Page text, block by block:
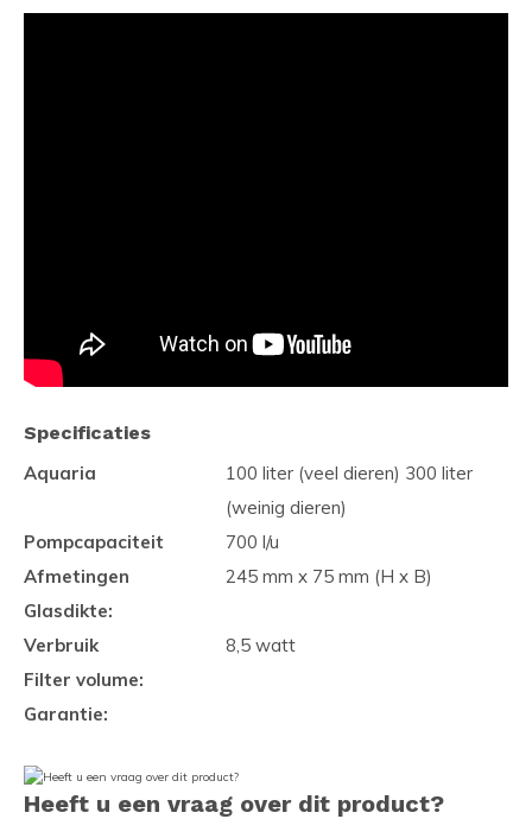
Specificaties
Aquaria
100 liter (veel dieren) 300 liter
(weinig dieren)
Pompcapaciteit
700 l/u
Afmetingen
245 mm x 75 mm (H x B)
Glasdikte:
Verbruik
8,5 watt
Filter volume:
Garantie:
Heeft u een vraag over dit product?